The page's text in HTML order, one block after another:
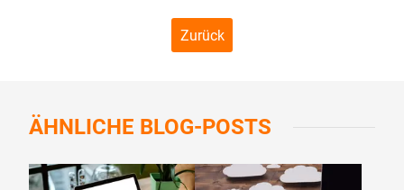
Zurück
ÄHNLICHE BLOG-POSTS